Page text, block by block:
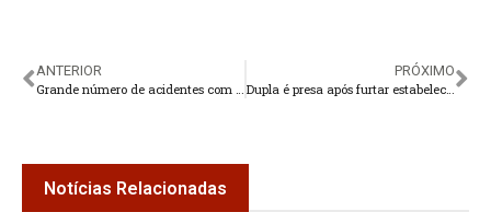
ANTERIOR
PRÓXIMO
Notícias Relacionadas